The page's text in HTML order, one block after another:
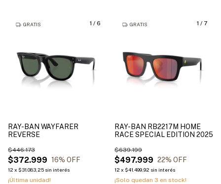
1 / 6
GRATIS
RAY-BAN WAYFARER
REVERSE
$372.999
$446.173
16% OFF
12 x $31.083,25 sin interés
¡Última unidad!
1 / 7
GRATIS
RAY-BAN RB2217M HOME
RACE SPECIAL EDITION 2025
$497.999
$639.199
22% OFF
12 x $41.499,92 sin interés
¡Solo quedan 3 en stock!